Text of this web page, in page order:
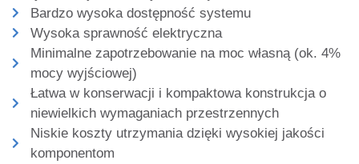
Bardzo wysoka dostępność systemu
Wysoka sprawność elektryczna
Minimalne zapotrzebowanie na moc własną (ok. 4%
mocy wyjściowej)
Łatwa w konserwacji i kompaktowa konstrukcja o
niewielkich wymaganiach przestrzennych
Niskie koszty utrzymania dzięki wysokiej jakości
komponentom